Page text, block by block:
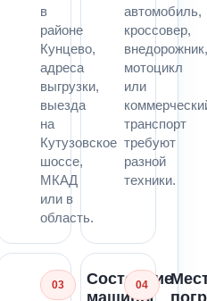
в
районе
Кунцево,
адреса
выгрузки,
выезда
на
Кутузовское
шоссе,
МКАД
или в
область.
автомобиль,
кроссовер,
мотоцикл
или
транспорт
требуют
разной
техники.
03
Состояние
машины
04